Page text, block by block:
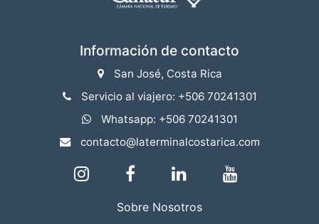
Información de contacto
San José, Costa Rica
Servicio al viajero: +506 70241301
Whatsapp: +506 70241301
contacto@laterminalcostarica.com
Sobre Nosotros